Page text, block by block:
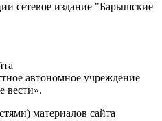
сетевое издание "Барышские
автономное учреждение
вести».
материалов сайта